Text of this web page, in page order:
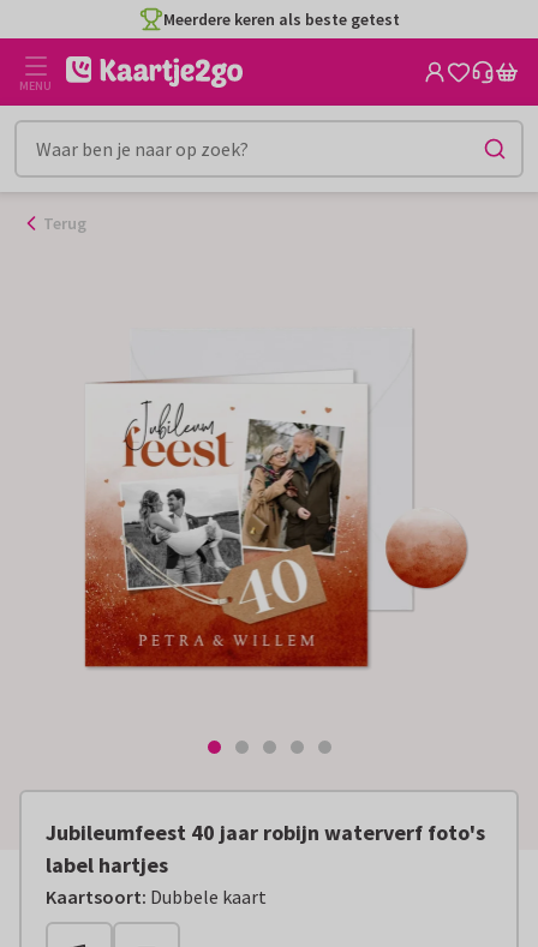
naar
inhoud
Meerdere keren als beste getest
MENU
Terug
Jubileumfeest 40 jaar robijn waterverf foto's
label hartjes
Kaartsoort: Dubbele kaart